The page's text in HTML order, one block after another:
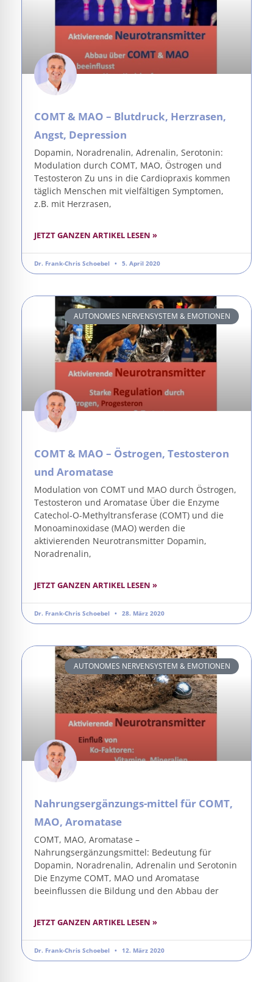
COMT & MAO – Blutdruck, Herzrasen,
Angst, Depression
Dopamin, Noradrenalin, Adrenalin, Serotonin:
Modulation durch COMT, MAO, Östrogen und
Testosteron Zu uns in die Cardiopraxis kommen
täglich Menschen mit vielfältigen Symptomen,
z.B. mit Herzrasen,
JETZT GANZEN ARTIKEL LESEN »
Dr. Frank-Chris Schoebel 5. April 2020
AUTONOMES NERVENSYSTEM & EMOTIONEN
COMT & MAO – Östrogen, Testosteron
und Aromatase
Modulation von COMT und MAO durch Östrogen,
Testosteron und Aromatase Über die Enzyme
Catechol-O-Methyltransferase (COMT) und die
Monoaminoxidase (MAO) werden die
aktivierenden Neurotransmitter Dopamin,
Noradrenalin,
JETZT GANZEN ARTIKEL LESEN »
Dr. Frank-Chris Schoebel 28. März 2020
AUTONOMES NERVENSYSTEM & EMOTIONEN
Nahrungsergänzungs-mittel für COMT,
MAO, Aromatase
COMT, MAO, Aromatase –
Nahrungsergänzungsmittel: Bedeutung für
Dopamin, Noradrenalin, Adrenalin und Serotonin
Die Enzyme COMT, MAO und Aromatase
beeinflussen die Bildung und den Abbau der
JETZT GANZEN ARTIKEL LESEN »
Dr. Frank-Chris Schoebel 12. März 2020